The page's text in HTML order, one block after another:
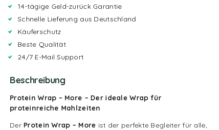
14-tägige Geld-zurück Garantie
Schnelle Lieferung aus Deutschland
Käuferschutz
Beste Qualität
24/7 E-Mail Support
Beschreibung
Protein Wrap – More – Der ideale Wrap für
proteinreiche Mahlzeiten
Der Protein Wrap – More ist der perfekte Begleiter für alle,